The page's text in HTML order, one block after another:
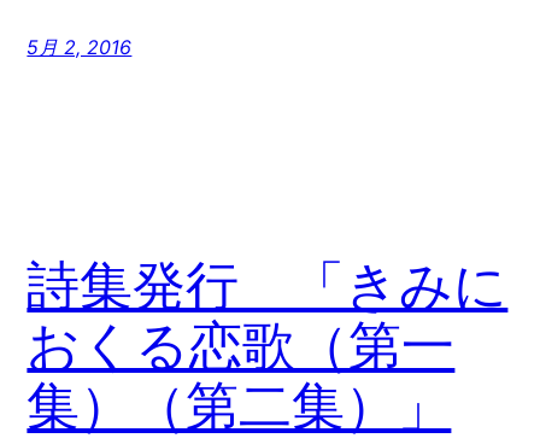
5月 2, 2016
詩集発行 「きみに
おくる恋歌（第一
集）（第二集）」